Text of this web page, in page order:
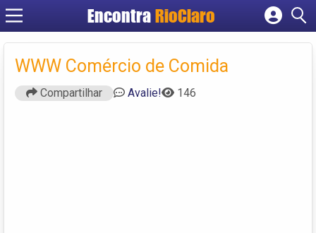
Encontra RioClaro
Cadastrar empresa
Criar conta
WWW Comércio de Comida
Compartilhar Avalie! 146